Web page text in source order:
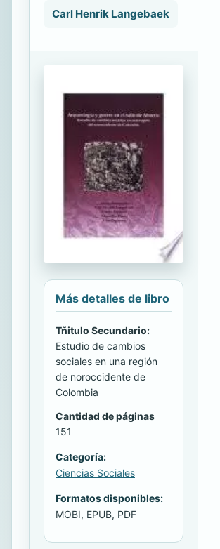
Carl Henrik Langebaek
Más detalles de libro
Tñitulo Secundario:
Estudio de cambios
sociales en una región
de noroccidente de
Colombia
Cantidad de páginas
151
Categoría:
Ciencias Sociales
Formatos disponibles:
MOBI, EPUB, PDF